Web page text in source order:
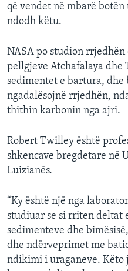
që vendet në mbarë
ndodh këtu.
NASA po studion
pellgjeve Atchafalaya dhe
sedimentet e bartura, dhe
ngadalësojnë rrjedhën,
thithin karbonin nga ajri.
Robert Twilley është
shkencave bregdetare në
Luizianës.
“Ky është një nga
studiuar se si rriten deltat
sedimenteve dhe
dhe ndërveprimet me
ndikimi i uraganeve. Këto